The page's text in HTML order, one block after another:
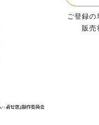
ご登録
販売